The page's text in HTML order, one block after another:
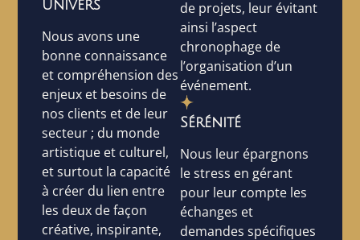
univers
Nous avons une
bonne connaissance
et compréhension des
enjeux et besoins de
nos clients et de leur
secteur ; du monde
artistique et culturel,
et surtout la capacité
à créer du lien entre
les deux de façon
créative, inspirante,
de projets, leur évitant
ainsi l’aspect
chronophage de
l’organisation d’un
événement.
Sérénité
Nous leur épargnons
le stress en gérant
pour leur compte les
échanges et
demandes spécifiques